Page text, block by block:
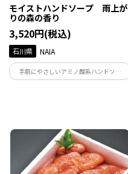
モイストハンドソープ 雨上が
りの森の香り
3,520円(税込)
石川県 NAIA
手肌にやさしいアミノ酸系ハンドソー
プ。能登ヒバ・ヒノキ・フランキンセン